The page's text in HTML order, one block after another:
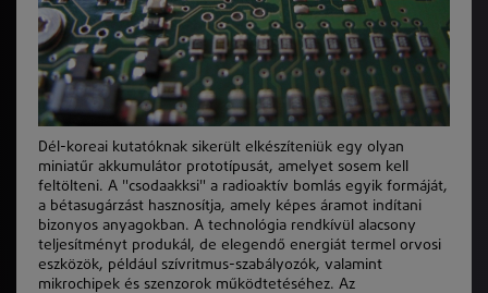
Dél-koreai kutatóknak sikerült elkészíteniük egy olyan
miniatűr akkumulátor prototípusát, amelyet sosem kell
feltölteni. A "csodaakksi" a radioaktív bomlás egyik formáját,
a bétasugárzást hasznosítja, amely képes áramot indítani
bizonyos anyagokban. A technológia rendkívül alacsony
teljesítményt produkál, de elegendő energiát termel orvosi
eszközök, például szívritmus-szabályozók, valamint
mikrochipek és szenzorok működtetéséhez. Az